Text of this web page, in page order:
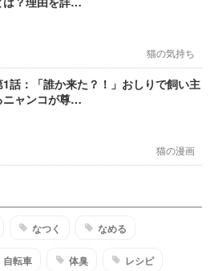
猫の気持ち
1話：「誰か来た？！」おしりで飼い主
ニャンコが尊…
猫の漫画
なつく なめる
自転車 体臭 レシピ